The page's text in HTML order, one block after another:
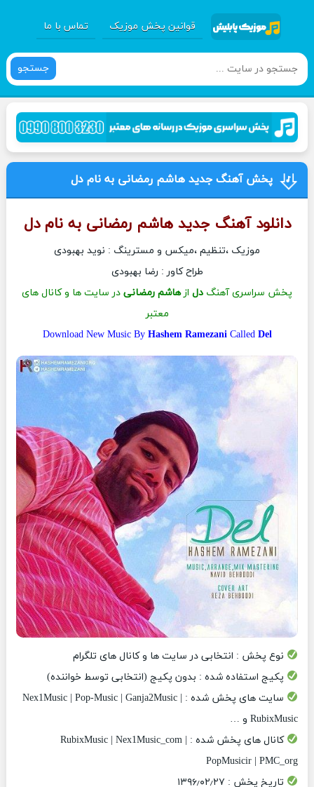
قوانین پخش موزیک تماس با ما
جستجو
پخش آهنگ جدید هاشم رمضانی به نام دل
دانلود آهنگ جدیدهاشم رمضانی به نامدل
موزیک ،تنظیم ،میکس و مسترینگ : نوید بهبودی
طراح کاور : رضا بهبودی
پخش سراسری آهنگ دل ازهاشم رمضانی در سایت ها و کانال های
معتبر
Download New Music By Hashem RamezaniCalled Del
نوع پخش : انتخابی در سایت ها و کانال های تلگرام
پکیج استفاده شده : بدون پکیج (انتخابی توسط خواننده)
سایت های پخش شده : Nex1Music | Pop-Music | Ganja2Music |
RubixMusic و …
کانال های پخش شده : RubixMusic | Nex1Music_com |
PopMusicir | PMC_org
تاریخ پخش : ۱۳۹۶٫۰۲٫۲۷